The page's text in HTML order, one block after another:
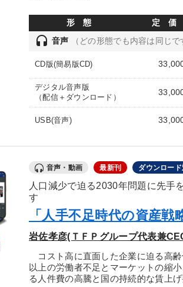
形 態 定 価
headset 音声 （どの形態でも内容は同じで
CD版(簡易版CD)
デジタル音声版
（配信＋ダウンロード）
USB(音声)
音声・動画 最新刊 ダウンロー
人口減少で迫る2030年問題に先手
す
「人手不足時代の資産
岩佐孝彦(ＴＦＰグループ代表兼
コスト高に直面した企業に迫る高
以上の労働者不足とマーケットの縮
る人件費の高騰と国の持続的な賃上げ